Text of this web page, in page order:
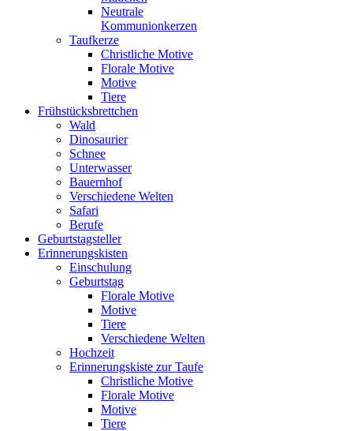
Neutrale
Kommunionkerzen
Taufkerze
Christliche Motive
Florale Motive
Motive
Tiere
Frühstücksbrettchen
Wald
Dinosaurier
Schnee
Unterwasser
Bauernhof
Verschiedene Welten
Safari
Berufe
Geburtstagsteller
Erinnerungskisten
Einschulung
Geburtstag
Florale Motive
Motive
Tiere
Verschiedene Welten
Hochzeit
Erinnerungskiste zur Taufe
Christliche Motive
Florale Motive
Motive
Tiere